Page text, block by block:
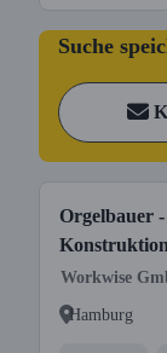
Suche
Orgelbauer
Workwise
Hamburg